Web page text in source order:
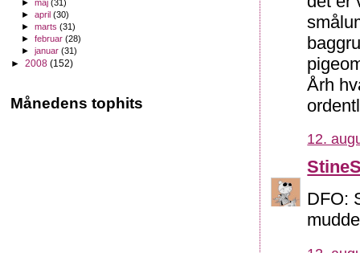
Årh
12.
DFO:
►maj(31)
►april(30)
►marts(31)
►februar(28)
►januar(31)
► 2008 (152)
Månedens tophits